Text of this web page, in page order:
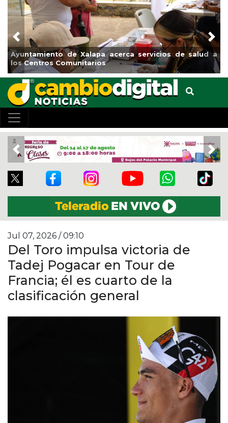
Ayuntamiento de Xalapa acerca servicios de salud a
los Centros Comunitarios
Previous
Previous
Jul 07, 2026 / 09:10
Del Toro impulsa victoria de
Tadej Pogacar en Tour de
Francia; él es cuarto de la
clasificación general